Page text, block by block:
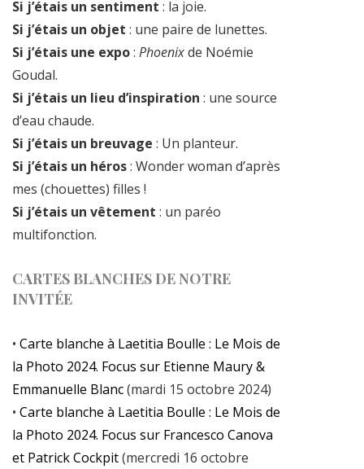
Si j’étais un sentiment : la joie.
Si j’étais un objet : une paire de lunettes.
Si j’étais une expo: Phoenixde Noémie
Goudal.
Si j’étais un lieu d’inspiration : une source
d’eau chaude.
Si j’étais un breuvage : Un planteur.
Si j’étais un héros: Wonder woman d’après
mes (chouettes) filles !
Si j’étais un vêtement : un paréo
multifonction.
CARTES BLANCHES DE NOTRE
INVITÉE
• Carte blanche à Laetitia Boulle : Le Mois de
la Photo 2024. Focus sur Etienne Maury &
Emmanuelle Blanc(mardi 15 octobre 2024)
• Carte blanche à Laetitia Boulle : Le Mois de
la Photo 2024. Focus sur Francesco Canova
et Patrick Cockpit(mercredi 16 octobre